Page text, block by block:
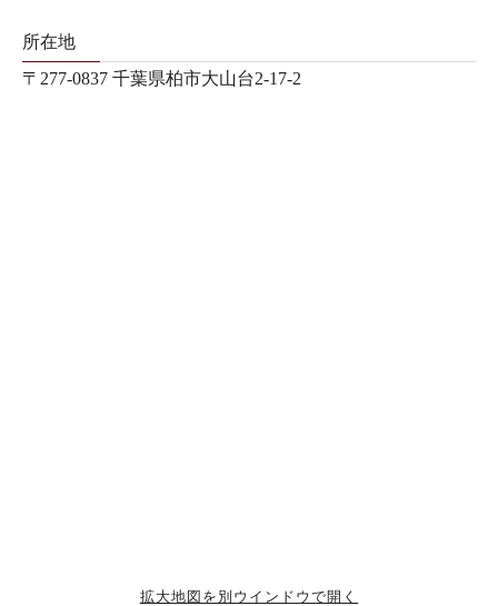
所在地
〒277-0837 千葉県柏市大山台2-17-2
拡大地図を別ウインドウで開く